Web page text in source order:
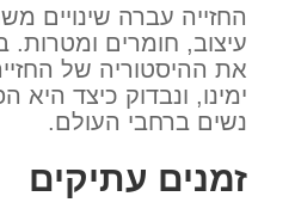
החזייה עברה שינויים
עיצוב, חומרים
את ההיסטוריה של
ימינו, ונבדוק כיצד
נשים ברחבי העולם.
זמנים עתיקים